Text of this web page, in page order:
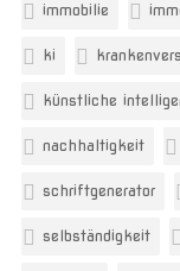
immobilie
ki
künstliche
nachhaltigkeit
schriftgenerator
selbständigkeit